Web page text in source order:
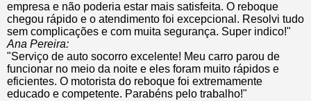
empresa e não poderia estar mais satisfeita. O reboque
chegou rápido e o atendimento foi excepcional. Resolvi tudo
sem complicações e com muita segurança. Super indico!"
Ana Pereira:
"Serviço de auto socorro excelente! Meu carro parou de
funcionar no meio da noite e eles foram muito rápidos e
eficientes. O motorista do reboque foi extremamente
educado e competente. Parabéns pelo trabalho!"